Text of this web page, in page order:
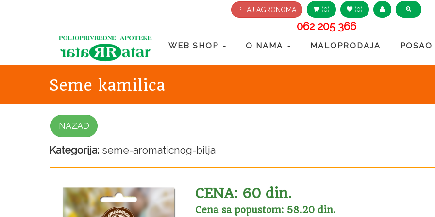
PITAJ AGRONOMA (0) (0)
062 205 366
WEB SHOP O NAMA MALOPRODAJA POSAO
Seme kamilica
NAZAD
Kategorija: seme-aromaticnog-bilja
CENA: 60 din.
Cena sa popustom: 58.20 din.